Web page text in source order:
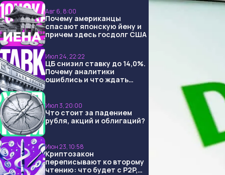
Авг 6, 8:00
Почему американцы
спасают японскую йену и
причем здесь госдолг США
Июл 24, 22:22
ЦБ снизил ставку до 14,0%.
Почему аналитики
ошиблись и что ждать
Июл 3, 20:00
Что стоит за падением
рубля, акций и облигаций?
Июн 23, 10:58
Криптозакон
переписывают ко второму
чтению: что будет с P2P,